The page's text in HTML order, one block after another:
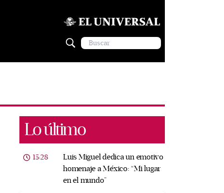
Lo último
15:28
Luis Miguel dedica un emotivo
homenaje a México: “Mi lugar
en el mundo”